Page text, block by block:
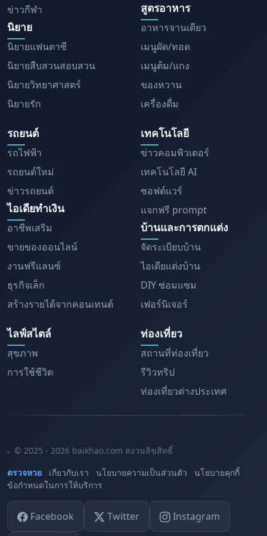
ข่าวกีฬา
นิยาย
นิยายแฟนตาซี
นิยายสืบสวนสอบสวน
นิยายวิทยาศาสตร์
นิยายรัก
สูตรอาหาร
อาหารจานเดียว
เมนูผัด/ทอด
เมนูต้ม/แกง
ของหวาน
เครื่องดื่ม
รถยนต์
รถไฟฟ้า
รถยนต์ใหม่
ข่าวรถยนต์
ไอเดียทำเงิน
อาชีพเสริม
ขายของออนไลน์
งานฟรีแลนซ์
ธุรกิจเล็ก
สร้างรายได้จากคอนเทนต์
เทคโนโลยี
ข่าวคอมพิวเตอร์
เทคโนโลยี AI
ซอฟต์แวร์
แจกฟรี prompt
บ้านและการตกแต่ง
จัดระเบียบบ้าน
ไอเดียแต่งบ้าน
DIY ซ่อมแซม
เฟอร์นิเจอร์
ไลฟ์สไตล์
สุขภาพ
การใช้ชีวิต
ท่องเที่ยว
สถานที่ท่องเที่ยว
รีวิวทริป
ท่องเที่ยวต่างประเทศ
© 2025 - 2026 baikhao.com สงวนลิขสิทธิ์
ตรวจหวย
เกี่ยวกับเรา นโยบายความเป็นส่วนตัว
นโยบายคุกกี้
ข้อกำหนดในการให้บริการ
Facebook Twitter Instagram